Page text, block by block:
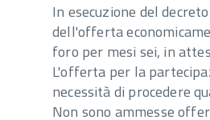
In esecuzione del
dell'offerta
foro per mesi sei, in
L'offerta per la
necessità di procedere
Non sono ammesse